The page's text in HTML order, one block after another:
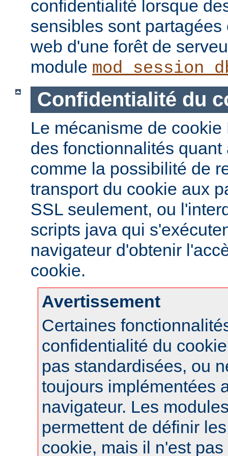
confidentialité lorsque
sensibles sont
web d'une forêt de
module
Confidentialité du
Le mécanisme de
des fonctionnalités
comme la possibilité de
transport du cookie aux
SSL seulement, ou
scripts java qui
navigateur d'obtenir
cookie.
Avertissement
Certaines
confidentialité du
pas standardisées, ou
toujours implémentées
navigateur. Les
permettent de définir
cookie, mais il n'est